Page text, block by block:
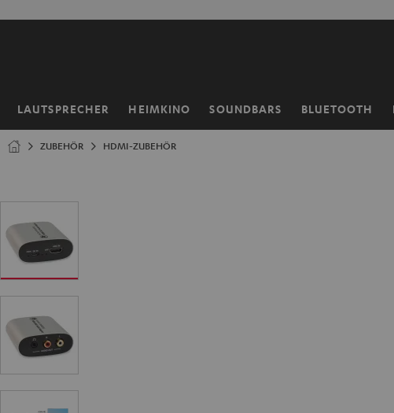
LAUTSPRECHER HEIMKINO SOUNDBARS BLUETOOTH
Startseite
ZUBEHÖR HDMI-ZUBEHÖR